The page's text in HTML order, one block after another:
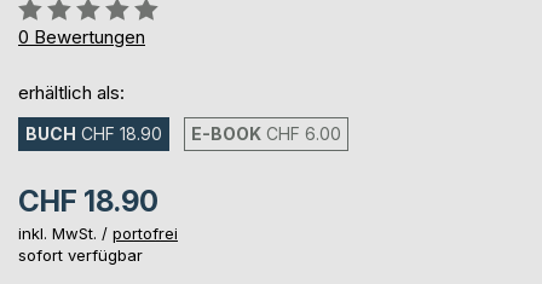
0%
0 Bewertungen
erhältlich als:
BUCH CHF 18.90 E-BOOK CHF 6.00
CHF 18.90
inkl. MwSt. / portofrei
sofort verfügbar